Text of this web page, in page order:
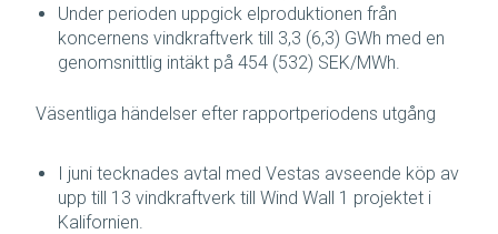
Under perioden uppgick elproduktionen från
koncernens vindkraftverk till 3,3 (6,3) GWh med en
genomsnittlig intäkt på 454 (532) SEK/MWh.
Väsentliga händelser efter rapportperiodens utgång
I juni tecknades avtal med Vestas avseende köp av
upp till 13 vindkraftverk till Wind Wall 1 projektet i
Kalifornien.